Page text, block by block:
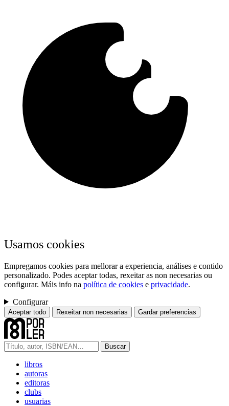
Usamos cookies
Empregamos cookies para mellorar a experiencia, análises e contido
personalizado. Podes aceptar todas, rexeitar as non necesarias ou
configurar. Máis info na política de cookies e privacidade.
Configurar
Aceptar todo Rexeitar non necesarias Gardar preferencias
Buscar
libros
autoras
editoras
clubs
usuarias